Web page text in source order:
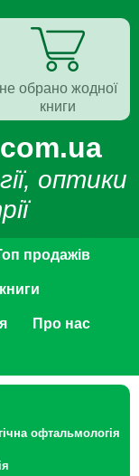
оптики
продажів
Про нас
офтальмологія
не обрано жодної
книги